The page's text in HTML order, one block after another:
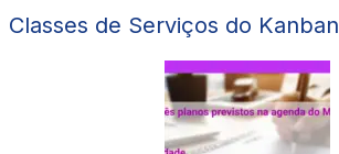
Classes de Serviços do Kanban